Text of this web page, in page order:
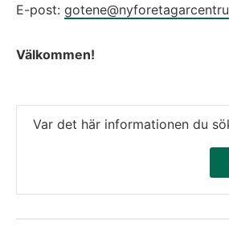
E-post:
Välkommen!
Var det här informationen du